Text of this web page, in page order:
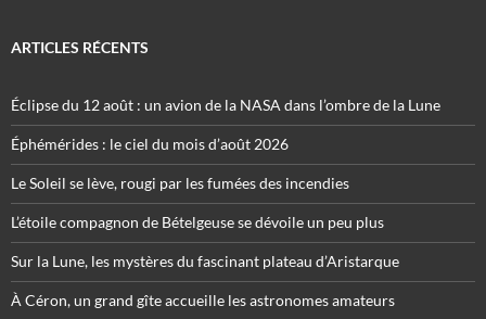
ARTICLES RÉCENTS
Éclipse du 12 août : un avion de la NASA dans l’ombre de la Lune
Éphémérides : le ciel du mois d’août 2026
Le Soleil se lève, rougi par les fumées des incendies
L’étoile compagnon de Bételgeuse se dévoile un peu plus
Sur la Lune, les mystères du fascinant plateau d’Aristarque
À Céron, un grand gîte accueille les astronomes amateurs